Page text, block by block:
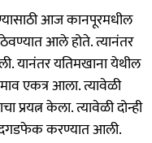
आज कानपूरमधील
आले होते. त्यानंतर
यानंतर यतिमखाना येथील
एकत्र आला. त्यावेळी
प्रयत्न केला. त्यावेळी दोन्ही
करण्यात आली.